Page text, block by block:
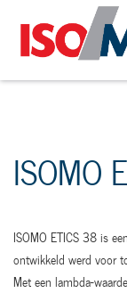
ISOMO
ISOMO ETICS 38 is
ontwikkeld werd voor
Met een lambda-